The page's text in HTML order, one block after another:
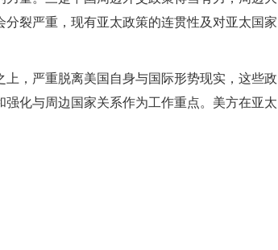
裂严重，现有亚太政策的连贯性及对亚太国家
，严重脱离美国自身与国际形势现实，这些政
化与周边国家关系作为工作重点。美方在亚太